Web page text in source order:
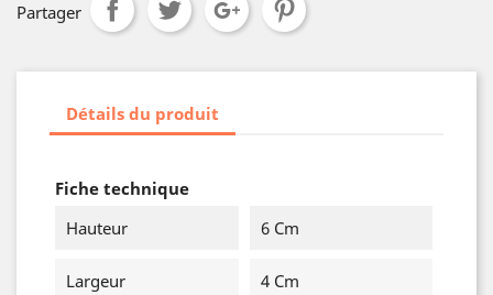
Partager
Détails du produit
Fiche technique
Hauteur
6 Cm
Largeur 4 Cm